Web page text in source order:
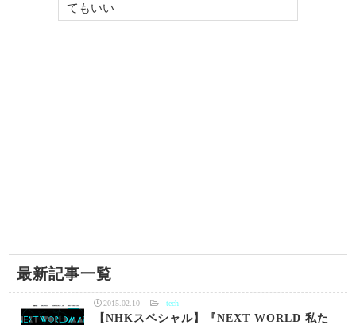
てもいい
最新記事一覧
2015.02.10 - tech
【NHKスペシャル】『NEXT WORLD 私た